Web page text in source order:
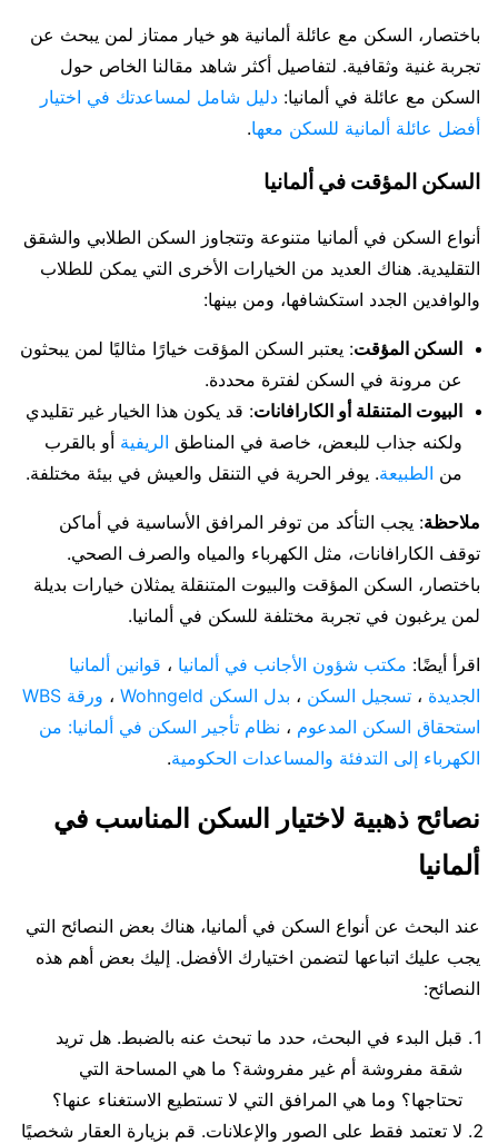
باختصار، السكن مع عائلة ألمانية هو خيار ممتاز لمن يبحث عن
تجربة غنية وثقافية. لتفاصيل أكثر شاهد مقالنا الخاص حول
السكن مع عائلة في ألمانيا: دليل شامل لمساعدتك في اختيار
أفضل عائلة ألمانية للسكن معها.
السكن المؤقت في ألمانيا
أنواع السكن في ألمانيا متنوعة وتتجاوز السكن الطلابي والشقق
التقليدية. هناك العديد من الخيارات الأخرى التي يمكن للطلاب
والوافدين الجدد استكشافها، ومن بينها:
السكن المؤقت: يعتبر السكن المؤقت خيارًا مثاليًا لمن يبحثون
عن مرونة في السكن لفترة محددة.
البيوت المتنقلة أو الكارافانات: قد يكون هذا الخيار غير تقليدي
ولكنه جذاب للبعض، خاصة في المناطق الريفية أو بالقرب
من الطبيعة. يوفر الحرية في التنقل والعيش في بيئة مختلفة.
ملاحظة: يجب التأكد من توفر المرافق الأساسية في أماكن
توقف الكارافانات، مثل الكهرباء والمياه والصرف الصحي.
باختصار، السكن المؤقت والبيوت المتنقلة يمثلان خيارات بديلة
لمن يرغبون في تجربة مختلفة للسكن في ألمانيا.
اقرأ أيضًا: مكتب شؤون الأجانب في ألمانيا ، قوانين ألمانيا
الجديدة ، تسجيل السكن ، بدل السكن Wohngeld ،
ورقة WBS
استحقاق السكن المدعوم ، نظام تأجير السكن في ألمانيا: من
الكهرباء إلى التدفئة والمساعدات الحكومية.
نصائح ذهبية لاختيار السكن المناسب في
ألمانيا
عند البحث عن أنواع السكن في ألمانيا، هناك بعض النصائح التي
يجب عليك اتباعها لتضمن اختيارك الأفضل. إليك بعض أهم هذه
النصائح:
قبل البدء في البحث، حدد ما تبحث عنه بالضبط. هل تريد
شقة مفروشة أم غير مفروشة؟ ما هي المساحة التي
تحتاجها؟ وما هي المرافق التي لا تستطيع الاستغناء عنها؟
لا تعتمد فقط على الصور والإعلانات. قم بزيارة العقار شخصيًا